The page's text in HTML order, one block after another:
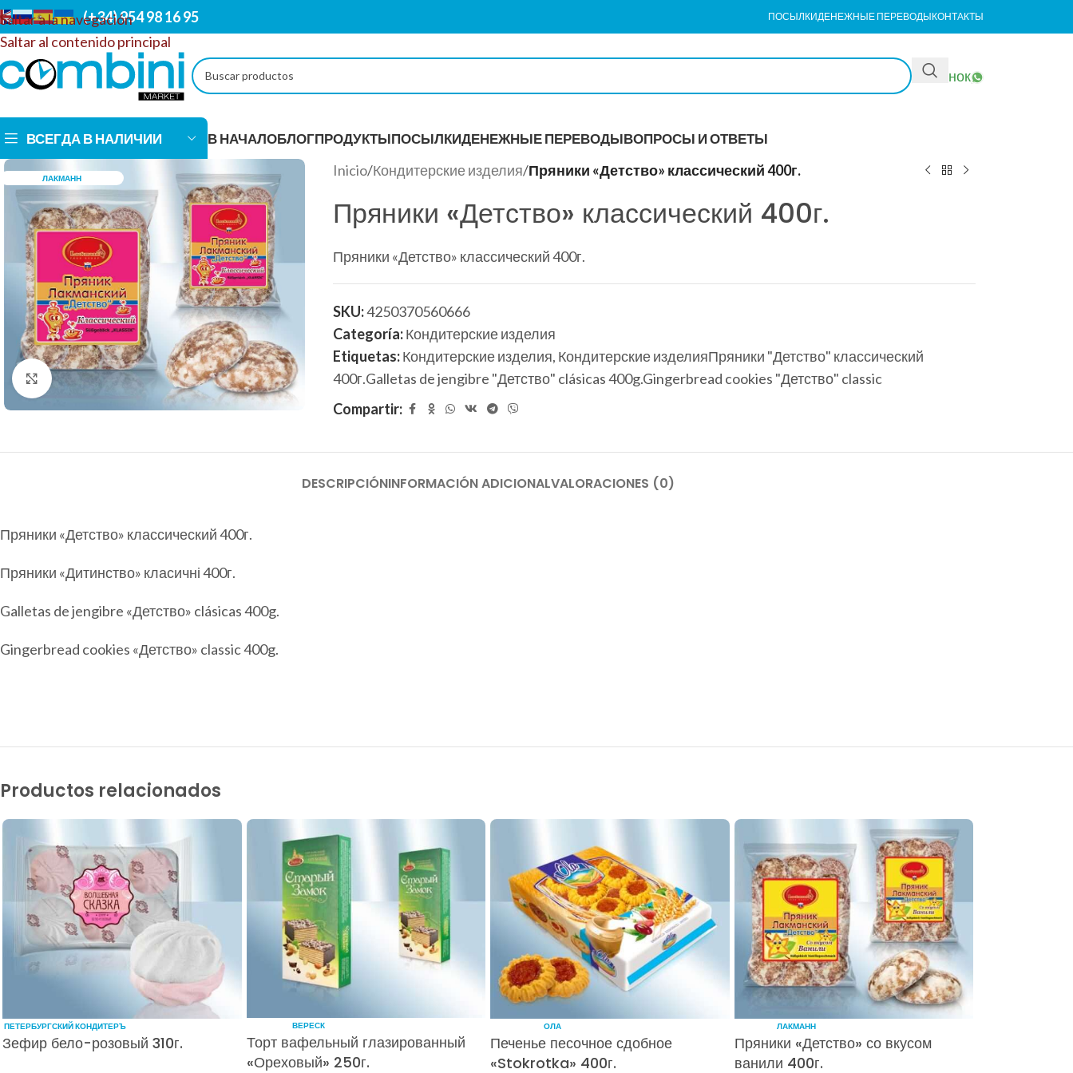
Saltar a la navegación
Saltar al contenido principal
(+34) 954 98 16 95 ПОСЫЛКИДЕНЕЖНЫЕ ПЕРЕВОДЫКОНТАКТЫ
Звонок
ВСЕГДА В НАЛИЧИИ
АЛКОГОЛЬНЫЕ НАПИТКИ
Магазин COMBINI предлагает эксклюзивный
ассортимент алкогольных напитков! Изысканные
вина, элитные виски, роскошное шампанское и
другие не менее замечательные напитки, которые
удовлетворят самые разные вкусы. Мы
предлагаем качественные и известные бренды,
чтобы удовлетворить даже самого
В НАЧАЛОБЛОГПРОДУКТЫПОСЫЛКИДЕНЕЖНЫЕ ПЕРЕВОДЫВОПРОСЫ И ОТВЕТЫ
ЛАКМАНН
Haga clic para ampliar
Inicio/Кондитерские изделия/Пряники «Детство» классический 400г.
Пряники «Детство» классический 400г.
Пряники «Детство» классический 400г.
SKU:4250370560666
Categoría:Кондитерские изделия
Etiquetas:Кондитерские изделия, Кондитерские изделияПряники "Детство" классический
400г.Galletas de jengibre "Детство" clásicas 400g.Gingerbread cookies "Детство" classic
Compartir:
DESCRIPCIÓNINFORMACIÓN ADICIONALVALORACIONES (0)
Пряники «Детство» классический 400г.
Пряники «Дитинство» класичні 400г.
Galletas de jengibre «Детство» clásicas 400g.
Gingerbread cookies «Детство» classic 400g.
Productos relacionados
ПЕТЕРБУРГСКИЙ КОНДИТЕРЪ
Зефир бело-розовый 310г.
ВЕРЕСК
Торт вафельный глазированный
«Ореховый» 250г.
ОЛА
Печенье песочное сдобное
«Stokrotka» 400г.
ЛАКМАНН
Пряники «Детство» со вкусом
ванили 400г.